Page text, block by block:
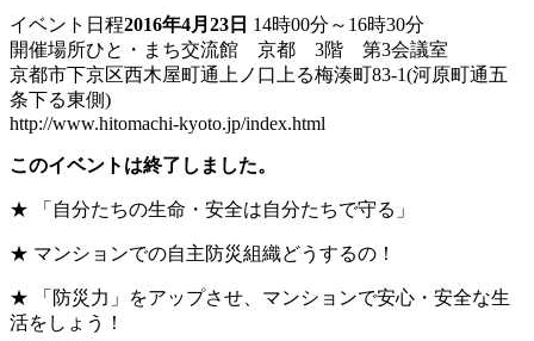
イベント日程2016年4月23日 14時00分～16時30分
開催場所ひと・まち交流館 京都 3階 第3会議室
京都市下京区西木屋町通上ノ口上る梅湊町83-1(河原町通五
条下る東側)
http://www.hitomachi-kyoto.jp/index.html
このイベントは終了しました。
★ 「自分たちの生命・安全は自分たちで守る」
★ マンションでの自主防災組織どうするの！
★ 「防災力」をアップさせ、マンションで安心・安全な生
活をしょう！